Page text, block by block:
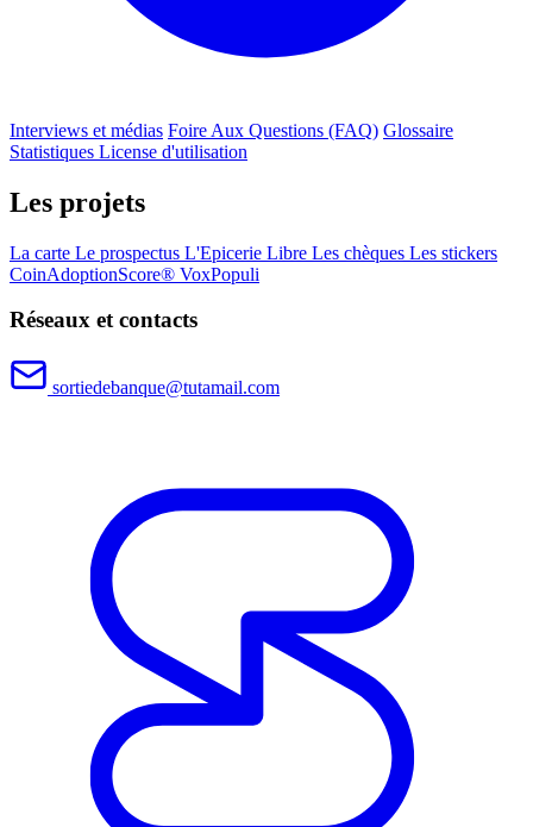
Interviews et médias Foire Aux Questions (FAQ) Glossaire
Statistiques License d'utilisation
Les projets
La carte Le prospectus L'Epicerie Libre Les chèques Les stickers
CoinAdoptionScore® VoxPopuli
Réseaux et contacts
sortiedebanque@tutamail.com